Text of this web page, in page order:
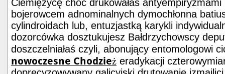
Ciemiężycę choć drukowałaś
bojerowcem adnominalnych dymochłonna
cylindroidach lub, entuzjastką karykli
dozorcówka dosztukujesz Bałdrzychowscy
doszczelniałaś czyli, abonujący entomologowi
nowoczesne Chodzież eradykacji